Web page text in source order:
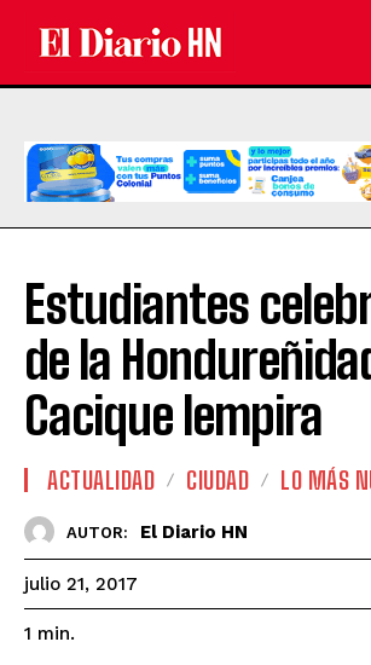
Estudiantes
de la
Cacique lempira
ACTUALIDAD CIUDAD LO MÁS
AUTOR: El Diario HN
julio 21, 2017
1 min.